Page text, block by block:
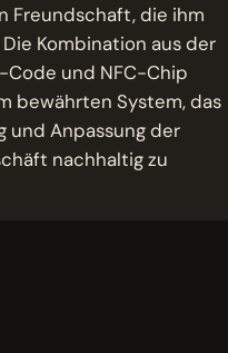
Freundschaft, die ihm
Kombination aus der
und NFC-Chip
bewährten System, das
und Anpassung der
nachhaltig zu